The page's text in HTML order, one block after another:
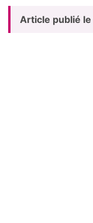
Article publié le